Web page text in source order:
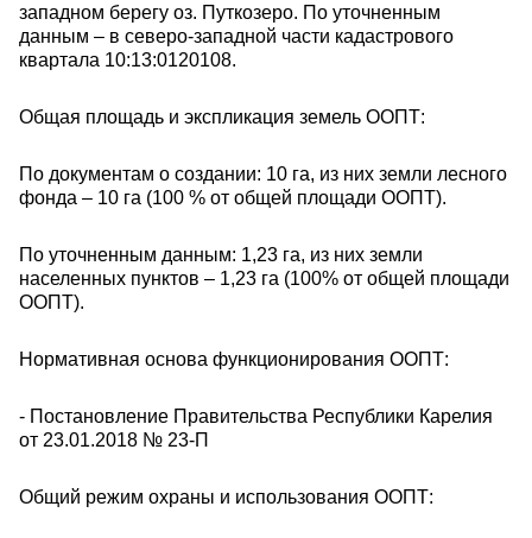
западном берегу оз. Путкозеро. По уточненным
данным – в северо-западной части кадастрового
квартала 10:13:0120108.
Общая площадь и экспликация земель ООПТ:
По документам о создании: 10 га, из них земли лесного
фонда – 10 га (100 % от общей площади ООПТ).
По уточненным данным: 1,23 га, из них земли
населенных пунктов – 1,23 га (100% от общей площади
ООПТ).
Нормативная основа функционирования ООПТ:
- Постановление Правительства Республики Карелия
от 23.01.2018 № 23-П
Общий режим охраны и использования ООПТ: